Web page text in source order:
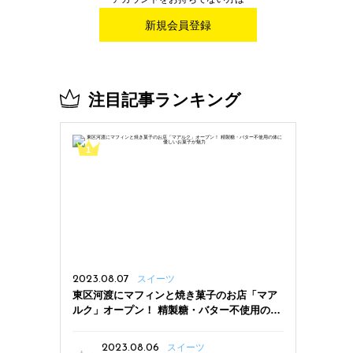
新規会員登録
注目記事ランキング
2023.08.07 スイーツ
東区河渡にマフィンと焼き菓子のお店「マア
ルク」オープン！ 精製糖・バター不使用の体
2023.08.06
スイーツ